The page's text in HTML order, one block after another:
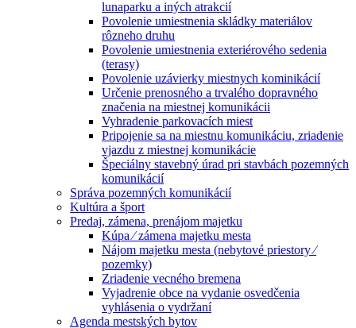
lunaparku a iných atrakcií
Povolenie umiestnenia skládky materiálov
rôzneho druhu
Povolenie umiestnenia exteriérového sedenia
(terasy)
Povolenie uzávierky miestnych kominikácií
Určenie prenosného a trvalého dopravného
značenia na miestnej komunikácii
Vyhradenie parkovacích miest
Pripojenie sa na miestnu komunikáciu, zriadenie
vjazdu z miestnej komunikácie
Špeciálny stavebný úrad pri stavbách pozemných
komunikácií
Správa pozemných komunikácií
Kultúra a šport
Predaj, zámena, prenájom majetku
Kúpa ⁄ zámena majetku mesta
Nájom majetku mesta (nebytové priestory ⁄
pozemky)
Zriadenie vecného bremena
Vyjadrenie obce na vydanie osvedčenia
vyhlásenia o vydržaní
Agenda mestských bytov